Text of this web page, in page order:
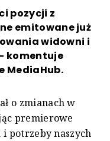
pozycji z
emitowane już
widowni i
komentuje
MediaHub.
o zmianach w
premierowe
potrzeby naszych